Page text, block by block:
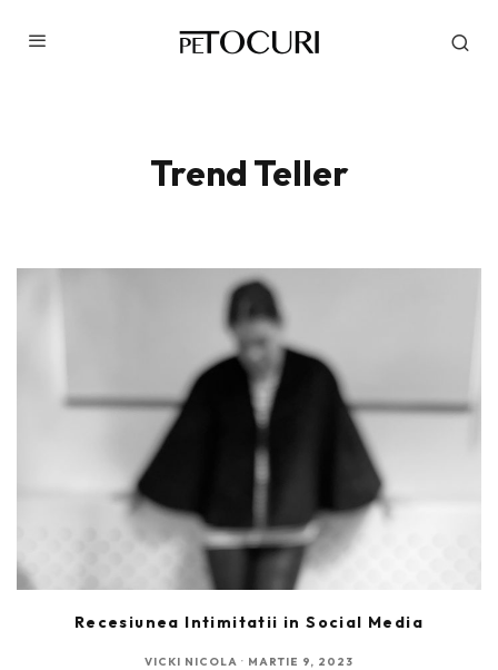
Trend Teller
Recesiunea Intimitatii in Social Media
VICKI NICOLA · MARTIE 9, 2023